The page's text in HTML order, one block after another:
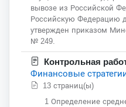
вывозе из Российской
Российскую Федерацию
утвержден приказом
№ 249.
Контрольная
Финансовые
13 страниц(ы)
1 Определение